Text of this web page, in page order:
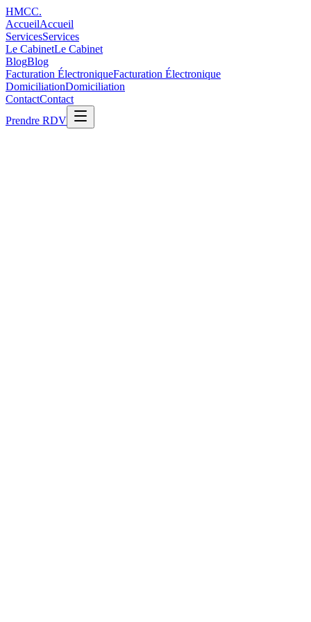
HMCC.
AccueilAccueil
ServicesServices
Le CabinetLe Cabinet
BlogBlog
Facturation ÉlectroniqueFacturation Électronique
DomiciliationDomiciliation
ContactContact
Prendre RDV